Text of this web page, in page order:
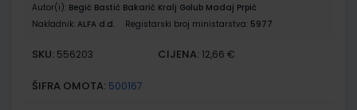
Autor(i): Begić Bastić Bakarić Kralj Golub Madaj Prpić
Nakladnik: ALFA d.d. Registarski broj ministarstva: 5977
SKU: 556203 CIJENA: 12,66 €
ŠIFRA OMOTA: 500167